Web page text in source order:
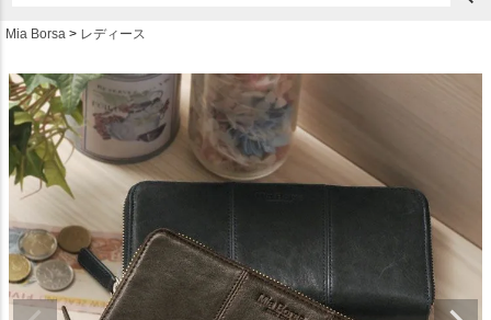
Mia Borsa レディース